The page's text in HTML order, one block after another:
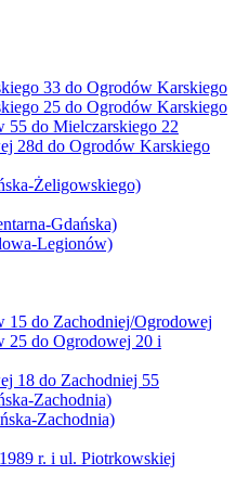
33 do Ogrodów Karskiego
25 do Ogrodów Karskiego
55 do Mielczarskiego 22
28d do Ogrodów Karskiego
Żeligowskiego)
Gdańska)
Legionów)
15 do Zachodniej/Ogrodowej
25 do Ogrodowej 20 i
18 do Zachodniej 55
Zachodnia)
Zachodnia)
r. i ul. Piotrkowskiej